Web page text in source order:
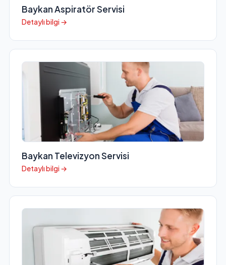
Baykan Aspiratör Servisi
Detaylı bilgi →
Baykan Televizyon Servisi
Detaylı bilgi →